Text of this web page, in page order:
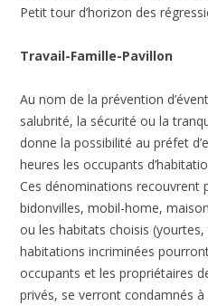
Petit tour d’horizon des
Travail-Famille-Pavillon
Au nom de la prévention
salubrité, la sécurité ou la
donne la possibilité au préfet
heures les occupants
Ces dénominations recouvrent
bidonvilles, mobil-home,
ou les habitats choisis
habitations incriminées
occupants et les propriétaires
privés, se verront condamnés